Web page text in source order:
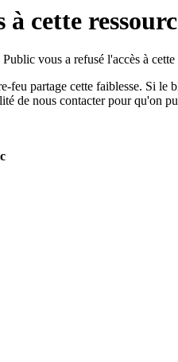
à cette
vous a refusé l'accès à
feu partage cette faiblesse. Si
de nous contacter pour qu'on